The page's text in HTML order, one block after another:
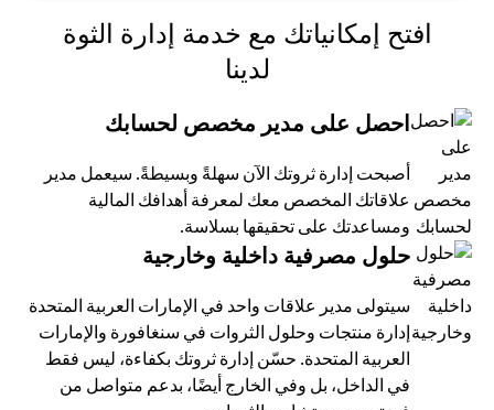
افتح إمكانياتك مع خدمة إدارة الثوة
لدينا
احصل على مدير مخصص لحسابك
أصبحت إدارة ثروتك الآن سهلةً وبسيطةً. سيعمل مدير
علاقاتك المخصص معك لمعرفة أهدافك المالية
ومساعدتك على تحقيقها بسلاسة.
حلول مصرفية داخلية وخارجية
سيتولى مدير علاقات واحد في الإمارات العربية المتحدة
إدارة منتجات وحلول الثروات في سنغافورة والإمارات
العربية المتحدة. حسّن إدارة ثروتك بكفاءة، ليس فقط
في الداخل، بل وفي الخارج أيضًا، بدعم متواصل من